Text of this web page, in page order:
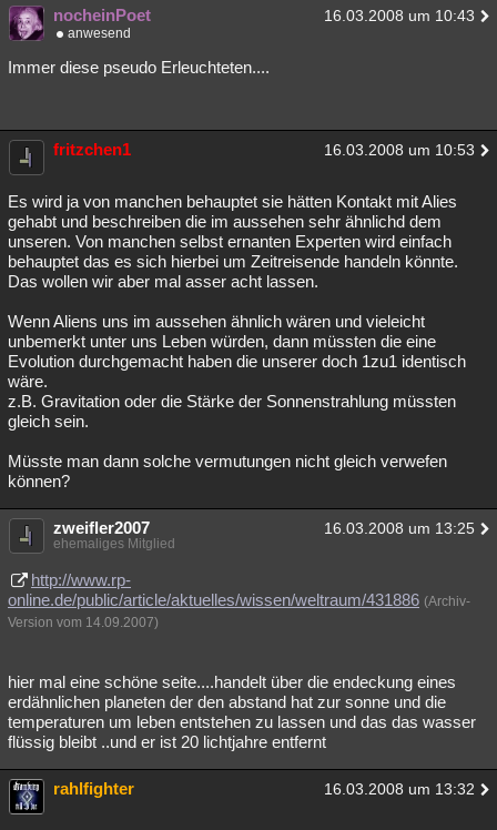
nocheinPoet 16.03.2008 um 10:43
anwesend
Immer diese pseudo Erleuchteten....
fritzchen1 16.03.2008 um 10:53
Es wird ja von manchen behauptet sie hätten Kontakt mit Alies
gehabt und beschreiben die im aussehen sehr ähnlichd dem
unseren. Von manchen selbst ernanten Experten wird einfach
behauptet das es sich hierbei um Zeitreisende handeln könnte.
Das wollen wir aber mal asser acht lassen.
Wenn Aliens uns im aussehen ähnlich wären und vieleicht
unbemerkt unter uns Leben würden, dann müssten die eine
Evolution durchgemacht haben die unserer doch 1zu1 identisch
wäre.
z.B. Gravitation oder die Stärke der Sonnenstrahlung müssten
gleich sein.
Müsste man dann solche vermutungen nicht gleich verwefen
können?
zweifler2007 16.03.2008 um 13:25
ehemaliges Mitglied
http://www.rp-
online.de/public/article/aktuelles/wissen/weltraum/431886 (Archiv-
Version vom 14.09.2007)
hier mal eine schöne seite....handelt über die endeckung eines
erdähnlichen planeten der den abstand hat zur sonne und die
temperaturen um leben entstehen zu lassen und das das wasser
flüssig bleibt ..und er ist 20 lichtjahre entfernt
rahlfighter 16.03.2008 um 13:32